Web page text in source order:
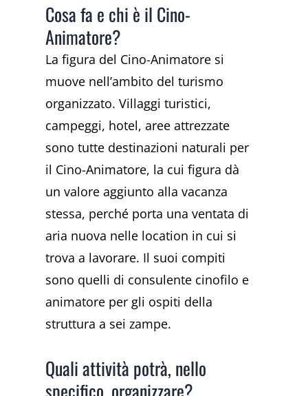
Cosa fa e chi è il Cino-
Animatore?
La figura del Cino-Animatore si
muove nell’ambito del turismo
organizzato. Villaggi turistici,
campeggi, hotel, aree attrezzate
sono tutte destinazioni naturali per
il Cino-Animatore, la cui figura dà
un valore aggiunto alla vacanza
stessa, perché porta una ventata di
aria nuova nelle location in cui si
trova a lavorare. Il suoi compiti
sono quelli di consulente cinofilo e
animatore per gli ospiti della
struttura a sei zampe.
Quali attività potrà, nello
specifico, organizzare?